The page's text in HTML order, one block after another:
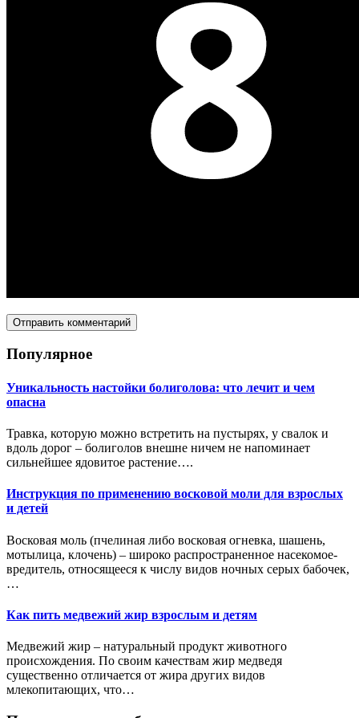
Популярное
Уникальность настойки болиголова: что лечит и чем
опасна
Травка, которую можно встретить на пустырях, у свалок и
вдоль дорог – болиголов внешне ничем не напоминает
сильнейшее ядовитое растение….
Инструкция по применению восковой моли для взрослых
и детей
Восковая моль (пчелиная либо восковая огневка, шашень,
мотылица, клочень) – широко распространенное насекомое-
вредитель, относящееся к числу видов ночных серых бабочек,
…
Как пить медвежий жир взрослым и детям
Медвежий жир – натуральный продукт животного
происхождения. По своим качествам жир медведя
существенно отличается от жира других видов
млекопитающих, что…